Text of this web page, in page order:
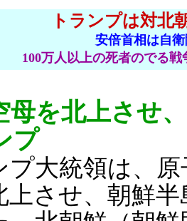
トランプは対北
安倍首相は自
100万人以上の死者のでる
母を北上させ
プ
大統領は、原
上させ、朝鮮